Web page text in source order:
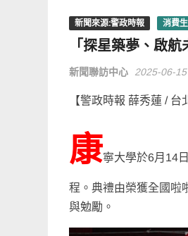
新聞來源:警政時報 消費
「探星築夢、啟
新聞聯訪中心 2025-06-15
【警政時報 薛秀蓮 / 台
康寧大學於6月14
程。典禮由榮獲全國啦
與勉勵。